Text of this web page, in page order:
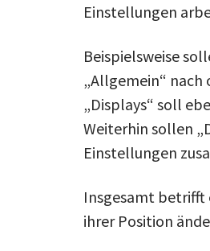
Einstellungen
Beispielsweise
„Allgemein“
„Displays“ soll
Weiterhin sollen
Einstellungen
Insgesamt betrifft
ihrer Position